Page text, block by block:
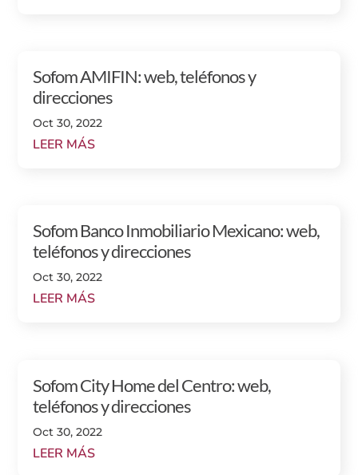
Sofom AMIFIN: web, teléfonos y
direcciones
Oct 30, 2022
LEER MÁS
Sofom Banco Inmobiliario Mexicano: web,
teléfonos y direcciones
Oct 30, 2022
LEER MÁS
Sofom City Home del Centro: web,
teléfonos y direcciones
Oct 30, 2022
LEER MÁS